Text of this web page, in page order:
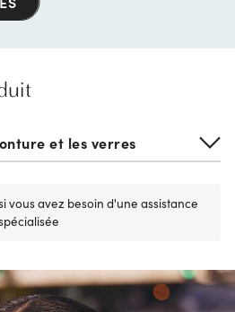
et les verres
vous avez besoin d'une assistance